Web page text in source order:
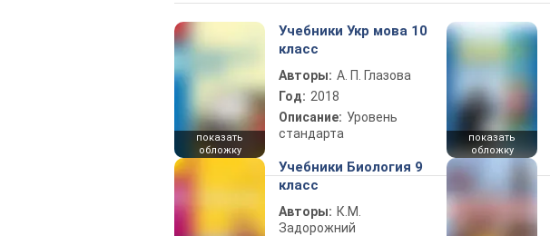
показать
обложку
Учебники Укр мова 10
класс
Авторы: А. П. Глазова
Год: 2018
Описание: Уровень
стандарта
показать
обложку
Учебники Биология 9
класс
Авторы: К.М.
Задорожний